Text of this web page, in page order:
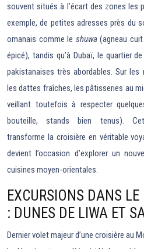
souvent situés à l’écart des zones les
exemple, de petites adresses près du
omanais comme le shuwa(agneau
épicé), tandis qu’à Dubaï, le quartier
pakistanaises très abordables. Sur les
les dattes fraîches, les pâtisseries au
veillant toutefois à respecter
bouteille, stands bien tenus).
transforme la croisière en véritable
devient l’occasion d’explorer un
cuisines moyen-orientales.
EXCURSIONS DANS
: DUNES DE LIWA ET
Dernier volet majeur d’une croisière au